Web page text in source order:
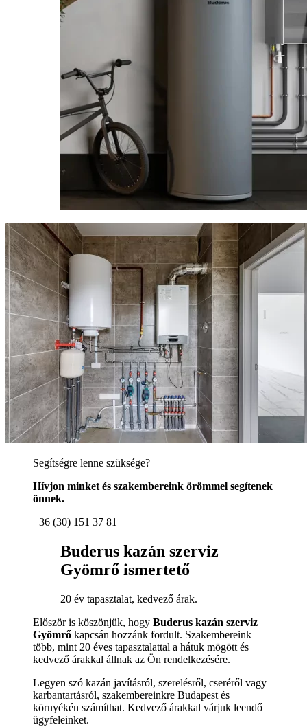
Segítségre lenne szüksége?
Hívjon minket és szakembereink örömmel segítenek
önnek.
+36 (30) 151 37 81
Buderus kazán szerviz
Gyömrő ismertető
20 év tapasztalat, kedvező árak.
Először is köszönjük, hogy Buderus kazán szerviz
Gyömrő kapcsán hozzánk fordult. Szakembereink
több, mint 20 éves tapasztalattal a hátuk mögött és
kedvező árakkal állnak az Ön rendelkezésére.
Legyen szó kazán javításról, szerelésről, cseréről vagy
karbantartásról, szakembereinkre Budapest és
környékén számíthat. Kedvező árakkal várjuk leendő
ügyfeleinket.